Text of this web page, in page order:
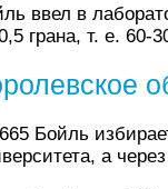
ввел в
грана, т. е. 60-
Бойль
а